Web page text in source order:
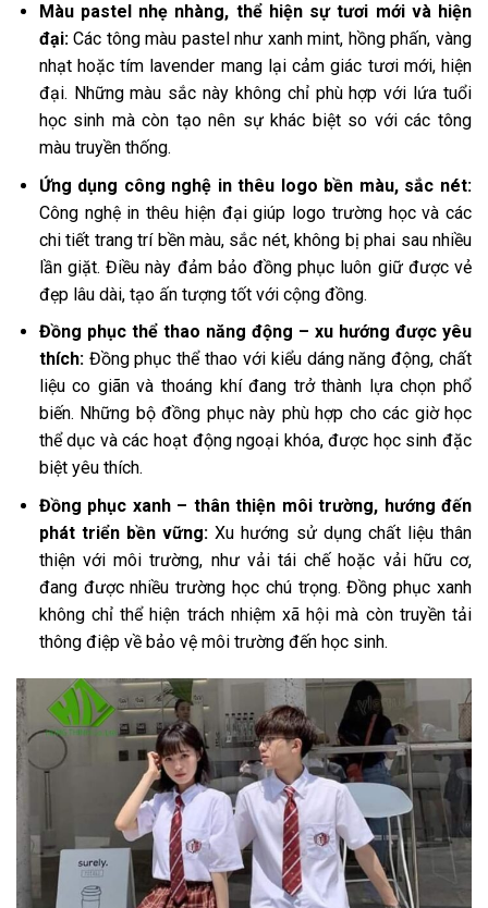
Màu pastel nhẹ nhàng, thể hiện sự tươi mới và hiện
đại:Các tông màu pastel như xanh mint, hồng phấn, vàng
nhạt hoặc tím lavender mang lại cảm giác tươi mới, hiện
đại. Những màu sắc này không chỉ phù hợp với lứa tuổi
học sinh mà còn tạo nên sự khác biệt so với các tông
màu truyền thống.
Ứng dụng công nghệ in thêu logo bền màu, sắc nét:
Công nghệ in thêu hiện đại giúp logo trường học và các
chi tiết trang trí bền màu, sắc nét, không bị phai sau nhiều
lần giặt. Điều này đảm bảo đồng phục luôn giữ được vẻ
đẹp lâu dài, tạo ấn tượng tốt với cộng đồng.
Đồng phục thể thao năng động – xu hướng được yêu
thích: Đồng phục thể thao với kiểu dáng năng động, chất
liệu co giãn và thoáng khí đang trở thành lựa chọn phổ
biến. Những bộ đồng phục này phù hợp cho các giờ học
thể dục và các hoạt động ngoại khóa, được học sinh đặc
biệt yêu thích.
Đồng phục xanh – thân thiện môi trường, hướng đến
phát triển bền vững:Xu hướng sử dụng chất liệu thân
thiện với môi trường, như vải tái chế hoặc vải hữu cơ,
đang được nhiều trường học chú trọng. Đồng phục xanh
không chỉ thể hiện trách nhiệm xã hội mà còn truyền tải
thông điệp về bảo vệ môi trường đến học sinh.